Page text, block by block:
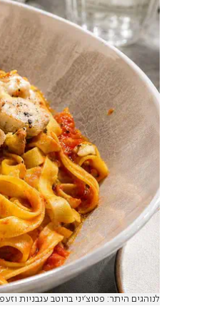
לנוהגים היתר: פטוצ'יני ברוטב עגבניות